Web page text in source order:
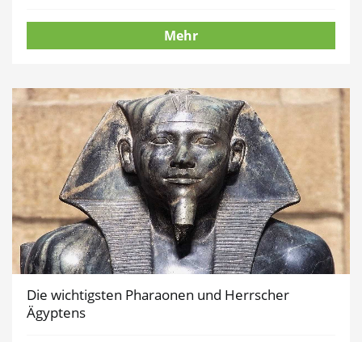
Mehr
Die wichtigsten Pharaonen und Herrscher
Ägyptens